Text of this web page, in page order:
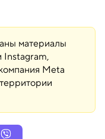
материалы
Instagram,
Meta